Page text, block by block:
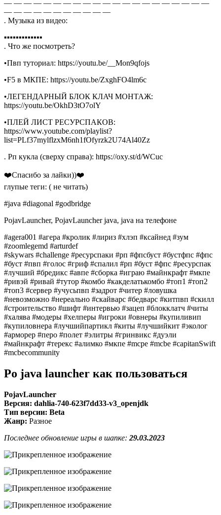
— — — — — — — — — — — — — — — — — — — — —
— — — — — — — — — — —
. Музыка из видео:
▪️▪️▪️▪️▪️▪️▪️▪️▪️▪️▪️▪️▪️
. Что же посмотреть?
•Пвп туториал: https://youtu.be/__Mon9qfojs
•F5 в МКПЕ: https://youtu.be/ZxghFO4lm6c
•ЛЕГЕНДАРНЫЙ БЛОК КЛАЧ МОНТАЖ:
https://youtu.be/OkhD3tO7olY
•ПЛЕЙ ЛИСТ РЕСУРСПАКОВ:
https://www.youtube.com/playlist?
list=PLf37mylflzxM6nh1fOfyrzk2U74Al40Zz
. Рп кукла (сверху справа): https://oxy.st/d/WCuc
❤️Спасибо за лайки))❤️
глупые теги: ( не читать)
#java #diagonal #godbridge
PojavLauncher, PojavLauncher java, java на телефоне
#agera001 #агера #кролик #лириз #хлэп #ксайнед #зум
#zoomlegemd #arturdef
#skywars #challenge #ресурспаки #рп #фпсбуст #бустфпс #фпс
#буст #пвп #голос #гриф #спалил #рп #буст #фпс #ресурспак
#лучший #бредикс #авпе #сборка #играю #майнкрафт #мкпе
#ривэй #ривай #тутор #комбо #какделатькомбо #топ1 #топ2
#топ3 #сервер #учусьпвп #задрот #читер #ловушка
#невозможно #нереально #скайварс #бедварс #китпвп #скилл
#строительство #шифт #интервью #зацеп #блокклатч #читы
#халява #модеры #хелперы #игроки #овнеры #купиливип
#купиловнера #лучшийпартикл #киты #лучшийкит #эколог
#арморер #перо #полет #элитры #гринвикс #дуэли
#майнкрафт #терекс #алимко #мкпе #mcpe #mcbe #capitanSwift
#mcbecommunity
Po java launcher как пользоваться
PojavLauncher
Версия: dahlia-740-623f7dd33-v3_openjdk
Тип версии: Beta
Жанр: Разное
Последнее обновление игры в шапке: 29.03.2023